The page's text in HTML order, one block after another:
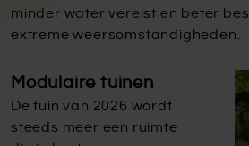
minder water vereist en beter
extreme weersomstandigheden.
Modulaire tuinen
De tuin van 2026 wordt
steeds meer een ruimte